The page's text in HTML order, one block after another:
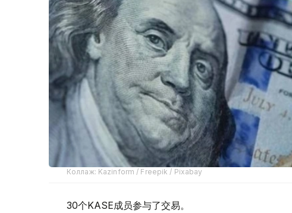
Коллаж: Kazinform / Freepik / Pixabay
30个KASE成员参与了交易。